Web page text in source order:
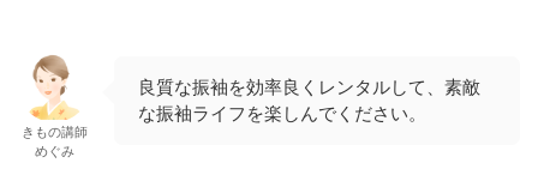
きもの講師
めぐみ
良質な振袖を効率良くレンタルして、素敵
な振袖ライフを楽しんでください。